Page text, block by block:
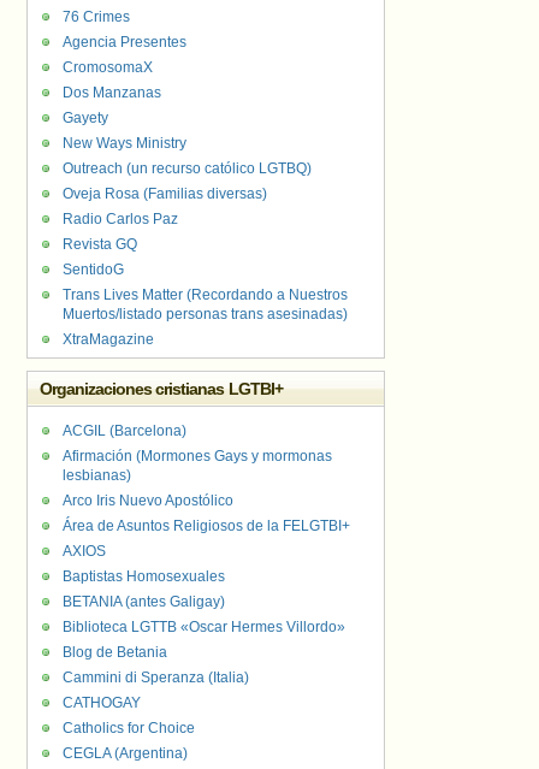
76 Crimes
Agencia Presentes
CromosomaX
Dos Manzanas
Gayety
New Ways Ministry
Outreach (un recurso católico LGTBQ)
Oveja Rosa (Familias diversas)
Radio Carlos Paz
Revista GQ
SentidoG
Trans Lives Matter (Recordando a Nuestros
Muertos/listado personas trans asesinadas)
XtraMagazine
Organizaciones cristianas LGTBI+
ACGIL (Barcelona)
Afirmación (Mormones Gays y mormonas
lesbianas)
Arco Iris Nuevo Apostólico
Área de Asuntos Religiosos de la FELGTBI+
AXIOS
Baptistas Homosexuales
BETANIA (antes Galigay)
Biblioteca LGTTB «Oscar Hermes Villordo»
Blog de Betania
Cammini di Speranza (Italia)
CATHOGAY
Catholics for Choice
CEGLA (Argentina)